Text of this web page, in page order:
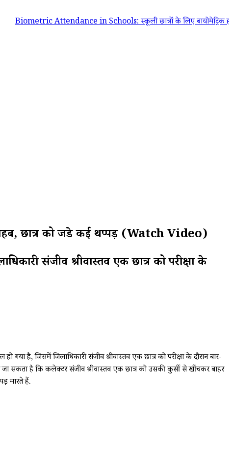
Attendance in Schools: स्कूली छात्रों के लिए बायोमेट्रिक हाजिरी
छात्र को जडे कई थप्पड़ (Watch Video)
संजीव श्रीवास्तव एक छात्र को परीक्षा के
है, जिसमें जिलाधिकारी संजीव श्रीवास्तव एक छात्र को परीक्षा के दौरान बार-
जा सकता है कि कलेक्टर संजीव श्रीवास्तव एक छात्र को उसकी कुर्सी से खींचकर बाहर
मारते हैं.